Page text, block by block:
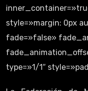
style=»margin: 0px
fade=»false»
type=»1/1″